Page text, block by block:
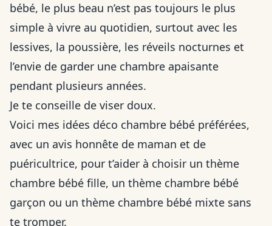
bébé, le plus beau n’est pas toujours le plus
simple à vivre au quotidien, surtout avec les
lessives, la poussière, les réveils nocturnes et
l’envie de garder une chambre apaisante
pendant plusieurs années.
Je te conseille de viser doux.
Voici mes idées déco chambre bébé préférées,
avec un avis honnête de maman et de
puéricultrice, pour t’aider à choisir un thème
chambre bébé fille, un thème chambre bébé
garçon ou un thème chambre bébé mixte sans
te tromper.